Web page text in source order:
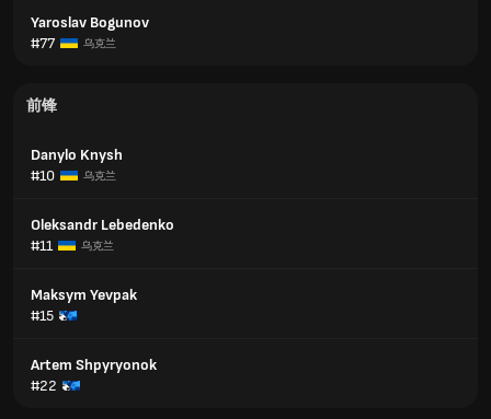
Yaroslav Bogunov
#77
乌克兰
前锋
Danylo Knysh
#10
乌克兰
Oleksandr Lebedenko
#11
乌克兰
Maksym Yevpak
#15
Artem Shpyryonok
#22